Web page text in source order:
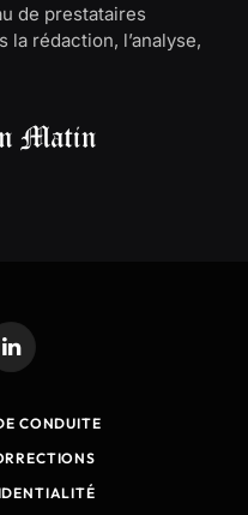
de prestataires
la rédaction, l’analyse,
LinkedIn
CONDUITE